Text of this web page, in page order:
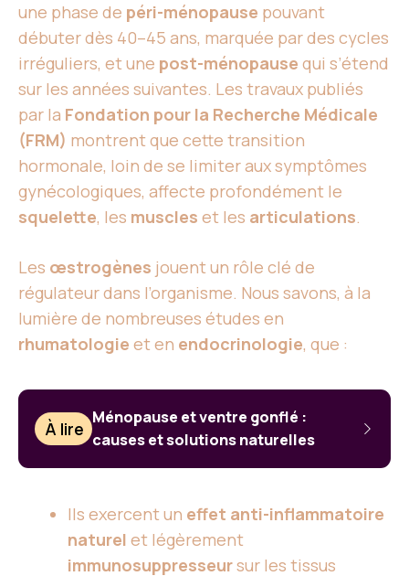
une phase de péri-ménopause pouvant
débuter dès 40–45 ans, marquée par des cycles
irréguliers, et une post-ménopause qui s’étend
sur les années suivantes. Les travaux publiés
par la Fondation pour la Recherche Médicale
(FRM) montrent que cette transition
hormonale, loin de se limiter aux symptômes
gynécologiques, affecte profondément le
squelette, les muscles et les articulations.
Les œstrogènes jouent un rôle clé de
régulateur dans l’organisme. Nous savons, à la
lumière de nombreuses études en
rhumatologie et en endocrinologie, que :
À lire
Ménopause et ventre gonflé :
causes et solutions naturelles
Ils exercent un effet anti-inflammatoire
naturel et légèrement
immunosuppresseursur les tissus